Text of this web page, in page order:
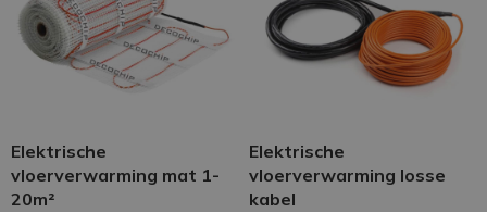
Elektrische
vloerverwarming mat 1-
20m²
Elektrische
vloerverwarming losse
kabel